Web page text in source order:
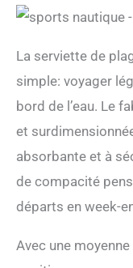
La serviette de
simple: voyager
bord de l’eau. Le
et
absorbante et à
de compacité
départs en week-
Avec une